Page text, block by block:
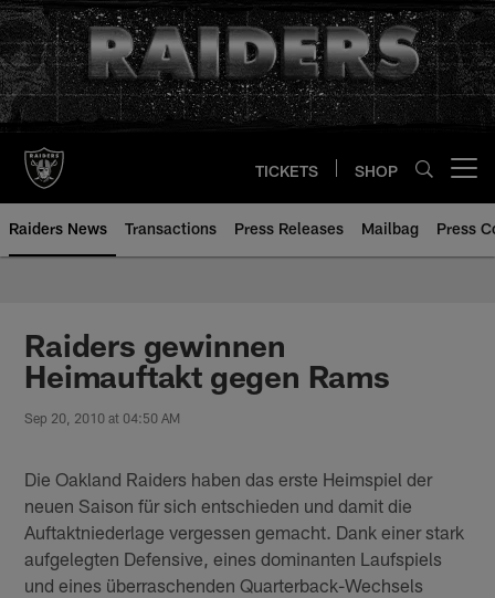
Skip
to
main
content
TICKETS SHOP
Raiders News Transactions Press Releases Mailbag Press
Raiders gewinnen
Heimauftakt gegen Rams
Sep 20, 2010 at 04:50 AM
Die Oakland Raiders haben das erste Heimspiel der
neuen Saison für sich entschieden und damit die
Auftaktniederlage vergessen gemacht. Dank einer stark
aufgelegten Defensive, eines dominanten Laufspiels
und eines überraschenden Quarterback-Wechsels